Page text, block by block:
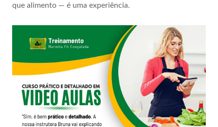
que alimento — é uma experiência.